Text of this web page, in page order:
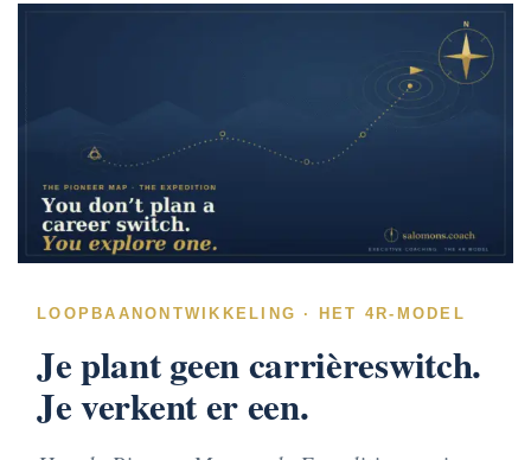
LOOPBAANONTWIKKELING · HET 4R-MODEL
Je plant geen carrièreswitch.
Je verkent er een.